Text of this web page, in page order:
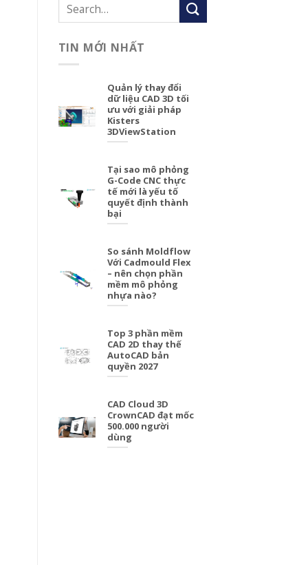
TIN MỚI NHẤT
Quản lý thay đổi
dữ liệu CAD 3D tối
ưu với giải pháp
Kisters
3DViewStation
Tại sao mô phỏng
G-Code CNC thực
tế mới là yếu tố
quyết định thành
bại
So sánh Moldflow
Với Cadmould Flex
– nên chọn phần
mềm mô phỏng
nhựa nào?
Top 3 phần mềm
CAD 2D thay thế
AutoCAD bản
quyền 2027
CAD Cloud 3D
CrownCAD đạt mốc
500.000 người
dùng